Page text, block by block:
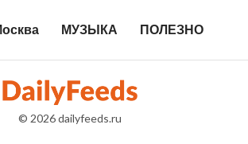
МУЗЫКА ПОЛЕЗНО
© 2026dailyfeeds.ru